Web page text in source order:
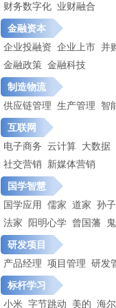
财务数字化 业财融合
金融资本
企业投融资 企业上市 并
金融政策 金融科技
制造物流
供应链管理 生产管理 智
互联网
电子商务 云计算 大数据
社交营销 新媒体营销
国学智慧
国学应用 儒家 道家 孙
法家 阳明心学 曾国藩
研发项目
产品经理 项目管理 研发
标杆学习
小米 字节跳动 美的 海尔